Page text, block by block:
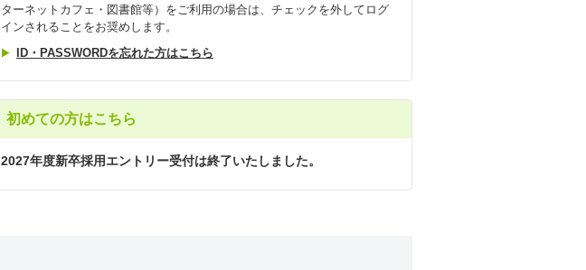
ターネットカフェ・図書館等）をご利用の場合は、チェックを外してログ
インされることをお奨めします。
ID・PASSWORDを忘れた方はこちら
初めての方はこちら
2027年度新卒採用エントリー受付は終了いたしました。